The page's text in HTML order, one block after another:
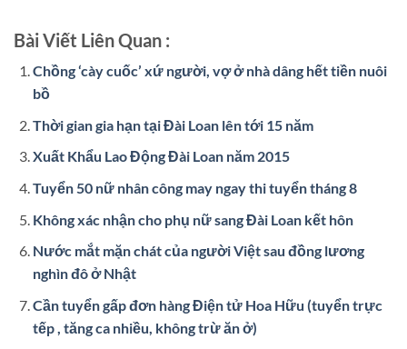
Bài Viết Liên Quan :
Chồng ‘cày cuốc’ xứ người, vợ ở nhà dâng hết tiền nuôi
bồ
Thời gian gia hạn tại Đài Loan lên tới 15 năm
Xuất Khẩu Lao Động Đài Loan năm 2015
Tuyển 50 nữ nhân công may ngay thi tuyển tháng 8
Không xác nhận cho phụ nữ sang Đài Loan kết hôn
Nước mắt mặn chát của người Việt sau đồng lương
nghìn đô ở Nhật
Cần tuyển gấp đơn hàng Điện tử Hoa Hữu (tuyển trực
tếp , tăng ca nhiều, không trừ ăn ở)